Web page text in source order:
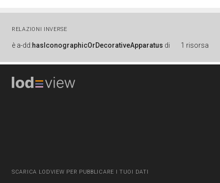
RELAZIONI INVERSE
è a-dd:hasIconographicOrDecorativeApparatus di 1 risorsa
SCARICA LODVIEW PER PUBBLICARE I TUOI DATI